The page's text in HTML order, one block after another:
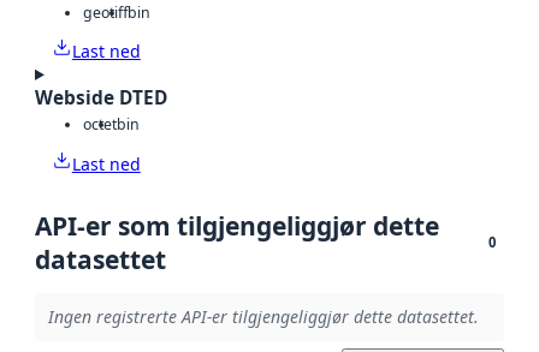
geotiffbin
Last ned
Webside DTED
octetbin
Last ned
API-er som tilgjengeliggjør dette
datasettet
0
Ingen registrerte API-er tilgjengeliggjør dette datasettet.